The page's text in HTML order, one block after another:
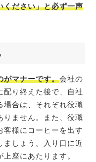
ください」と必ず一声
がマナーです。会社の
配り終えた後で、自社
場合は、それぞれ役職
りません。また、役職
客様にコーヒーを出す
ましょう。入り口に近
座にあたります。